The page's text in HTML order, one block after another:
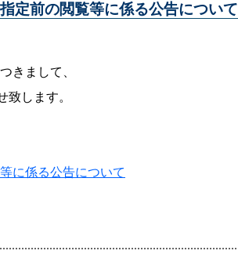
定前の閲覧等に係る公告について
きまして、
します。
に係る公告について